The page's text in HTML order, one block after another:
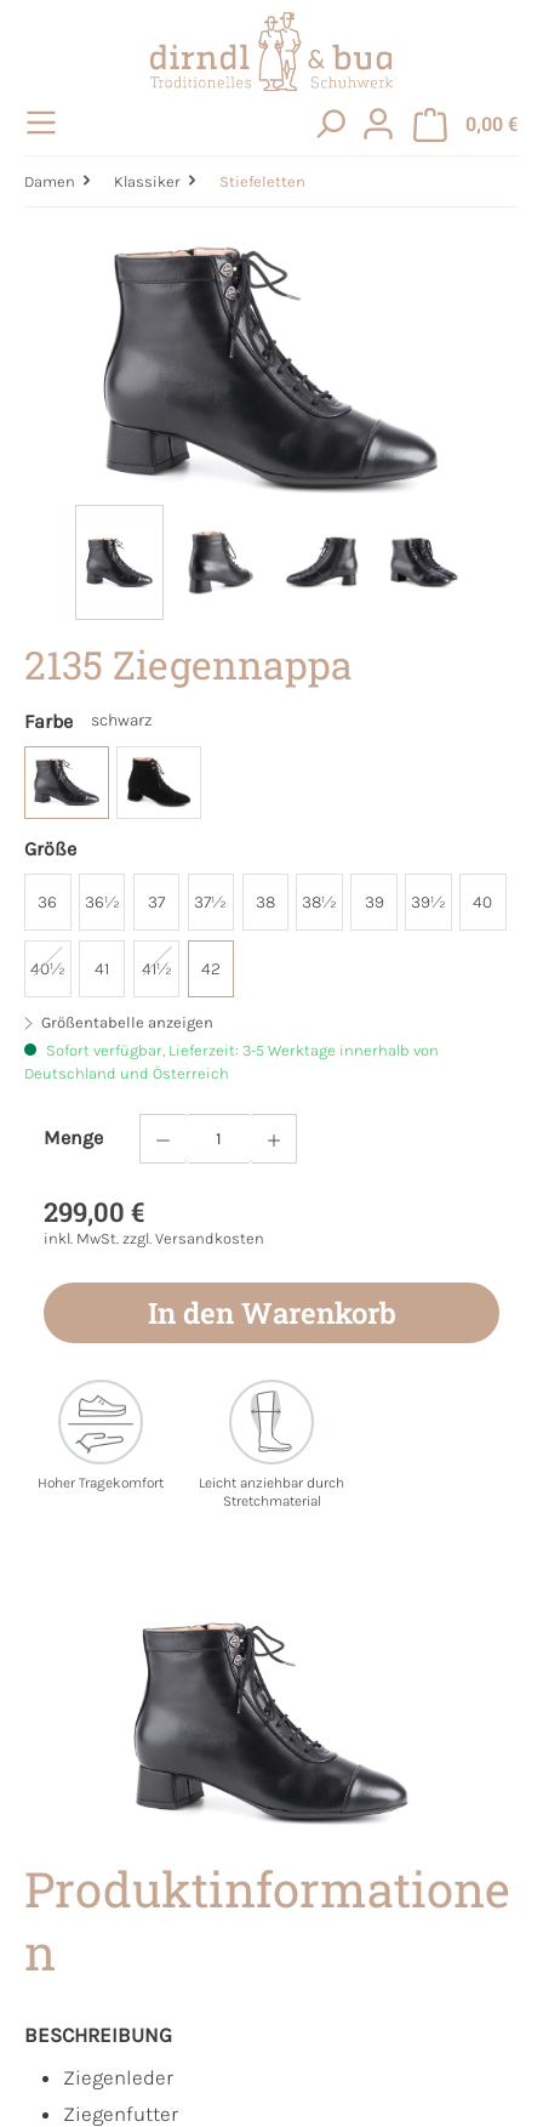
0,00 €
Damen Klassiker Stiefeletten
Bildergalerie überspringen
2135 Ziegennappa
Farbe schwarz
Größe
36 36½ 37 37½ 38 38½ 39 39½ 40
40½ 41 41½ 42
Größentabelle anzeigen
Sofort verfügbar, Lieferzeit: 3-5 Werktage innerhalb von
Deutschland und Österreich
Menge
Produkt Anzahl: Gib den gewünschten
299,00 €
inkl. MwSt. zzgl. Versandkosten
In den Warenkorb
Hoher Tragekomfort
Leicht anziehbar durch
Stretchmaterial
Produktinformatione
n
BESCHREIBUNG
Ziegenleder
Ziegenfutter